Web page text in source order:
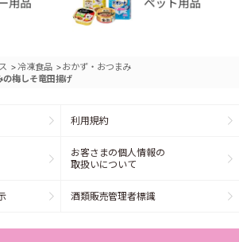
> 冷凍食品 >おかず・おつまみ
梅しそ竜田揚げ
利用規約
お客さまの個人情報の
取扱いについて
酒類販売管理者標識